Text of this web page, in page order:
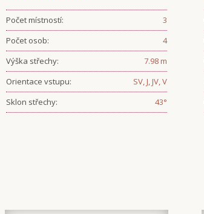
Počet místností:
3
Počet osob:
4
Výška střechy:
7.98m
Orientace vstupu:
SV, J, JV, V
Sklon střechy:
43°